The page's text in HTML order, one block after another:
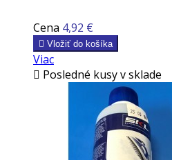
Cena 4,92 €
 Vložiť do košíka
Viac
 Posledné kusy v sklade